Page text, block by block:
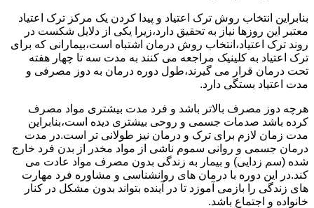
بنابراین انتخاب روش ترک اعتیاد و پیدا کردن یک مرکز ترک اعتیاد
معتبر این روزها نیاز به تحقیق دارد،زیرا یکی از دلایل شکست در
روند ترک اعتیاد،انتخاب روش درمان اشتباه است،بیمارانی که برای
ترک اعتیاد به کلینیک مراجعه می کنند به مدت سه تا چهار هفته
تحت درمان قرار می گیرند،طول دوره درمان به دوز مصرفی و
مدت اعتیاد بستگی دارد.
هرچه دوز مصرف بالاتر باشد و فرد مدت بیشتری مواد مصرف
کرده باشد صدمات جسمی و روحی بیشتری دیده است،بنابراین
مدت زمان لازم برای ترک و درمان نیز طولانی تر است.در مدت
درمان جسمی و روانی سموم ناشی از مواد مخدر از بدن فرد خارج
شده (سم زدایی) و بیمار به زندگی بدون مصرف مواد عادت می
کند.در این دوره با درمان های روانشناسی و مشاوره فرد مهارت
های زندگی را بازمی آموزد تا در آینده بتواند بدون مشکل در کنار
خانواده و اجتماع باشد.